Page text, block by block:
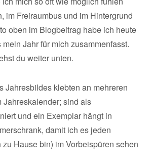
im Freiraumbus und im Hintergrund
oben im Blogbeitrag habe ich heute
Jahr für mich zusammenfasst.
du weiter unten.
Jahresbildes klebten an mehreren
Jahreskalender; sind als
und ein Exemplar hängt in
damit ich es jeden
Hause bin) im Vorbeispüren sehen